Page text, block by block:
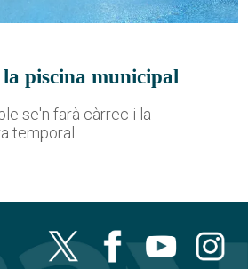
piscina municipal
se'n farà càrrec i la
temporal